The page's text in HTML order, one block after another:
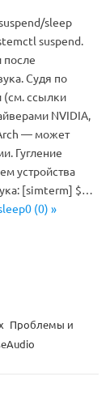
sleep
suspend.
Судя по
(см. ссылки
NVIDIA,
— может
Гугление
устройства
[simterm] $…
(0) »
Проблемы и